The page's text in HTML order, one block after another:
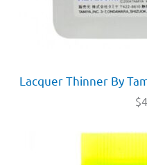
Lacquer Thinner By
$